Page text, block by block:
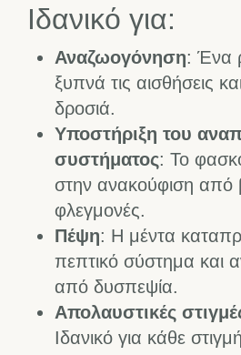
Ιδανικό για:
Αναζωογόνηση: Ένα
ξυπνά τις αισθήσεις
δροσιά.
Υποστήριξη του
συστήματος: Το
στην ανακούφιση από
φλεγμονές.
Πέψη: Η μέντα
πεπτικό σύστημα και
από δυσπεψία.
Απολαυστικές
Ιδανικό για κάθε